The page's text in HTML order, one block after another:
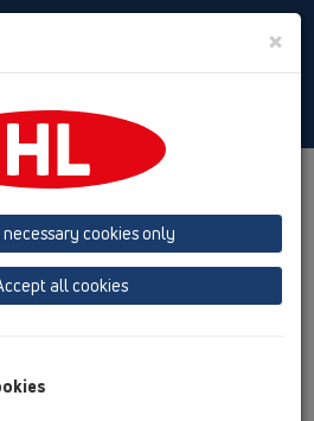
Toggle
продукта
×
cookies only
all cookies